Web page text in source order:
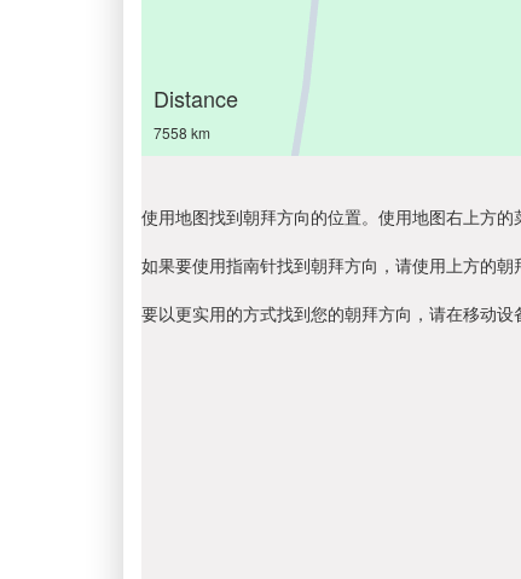
Distance
7558 km
使用地图找到朝拜方向的位置。使用地图右上方的
如果要使用指南针找到朝拜方向，请使用上方的
要以更实用的方式找到您的朝拜方向，请在移动设